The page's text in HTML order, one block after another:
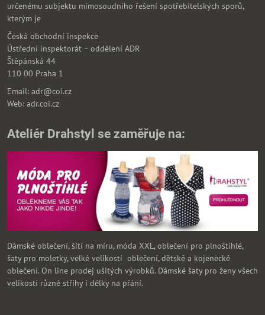
určenému subjektu mimosoudního řešení spotřebitelských sporů,
kterým je
Česká obchodní inspekce
Ústřední inspektorát – oddělení ADR
Štěpánská 44
110 00 Praha 1
Email: adr@coi.cz
Web: adr.coi.cz
Ateliér Drahstyl se zaměřuje na:
Dámské oblečení, šítí na míru, móda XXL, oblečení pro plnoštíhlé,
šaty pro moletky, velké velikosti oblečení, dětské a kojenecké
oblečení. On line prodej ušitých výrobků. Dámské šaty pro ženy všech
velikostí různé střihy i délky na přání.